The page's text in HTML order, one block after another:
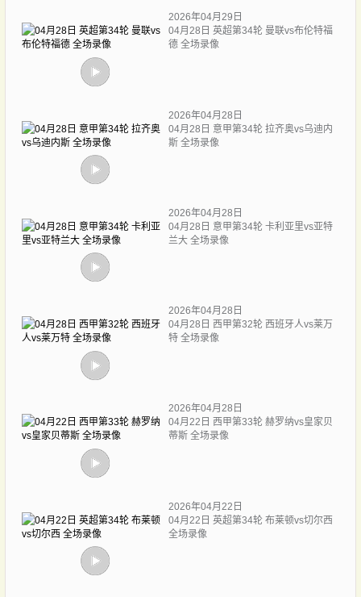
2026年04月29日
04月28日 英超第34轮 曼联vs布伦特福
德 全场录像
2026年04月28日
04月28日 意甲第34轮 拉齐奥vs乌迪内
斯 全场录像
2026年04月28日
04月28日 意甲第34轮 卡利亚里vs亚特
兰大 全场录像
2026年04月28日
04月28日 西甲第32轮 西班牙人vs莱万
特 全场录像
2026年04月28日
04月22日 西甲第33轮 赫罗纳vs皇家贝
蒂斯 全场录像
2026年04月22日
04月22日 英超第34轮 布莱顿vs切尔西
全场录像